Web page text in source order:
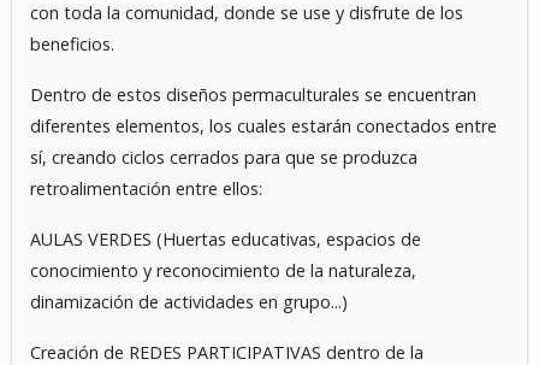
con toda la comunidad, donde se use y disfrute de los
beneficios.
Dentro de estos diseños permaculturales se encuentran
diferentes elementos, los cuales estarán conectados entre
sí, creando ciclos cerrados para que se produzca
retroalimentación entre ellos:
AULAS VERDES (Huertas educativas, espacios de
conocimiento y reconocimiento de la naturaleza,
dinamización de actividades en grupo...)
Creación de REDES PARTICIPATIVAS dentro de la